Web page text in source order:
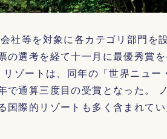
社等を対象に各カテゴリ部門を
の選考を経て十一月に最優秀賞
ゾートは、同年の「世界ニュー
で通算三度目の受賞となった。
際的リゾートも多く含まれてい